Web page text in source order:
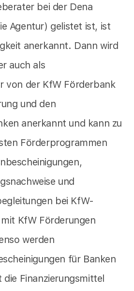
bei der Dena
Agentur) gelistet ist, ist
anerkannt. Dann wird
auch als
von der KfW Förderbank
und den
anerkannt und kann zu
Förderprogrammen
und
bei KfW-
KfW Förderungen
werden
für Banken
Finanzierungsmittel